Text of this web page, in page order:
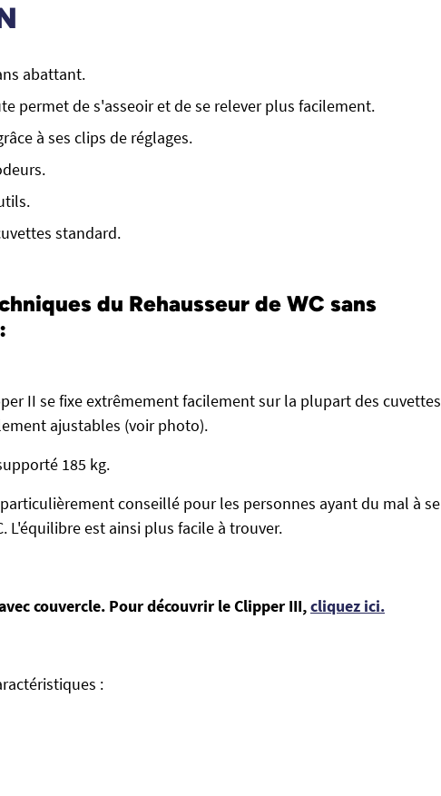
abattant.
permet de s'asseoir et de se relever plus facilement.
à ses clips de réglages.
standard.
du Rehausseur de WC sans
II se fixe extrêmement facilement sur la plupart des cuvettes
ajustables (voir photo).
185 kg.
conseillé pour les personnes ayant du mal à se
L'équilibre est ainsi plus facile à trouver.
couvercle. Pour découvrir le Clipper III,cliquez ici.
: